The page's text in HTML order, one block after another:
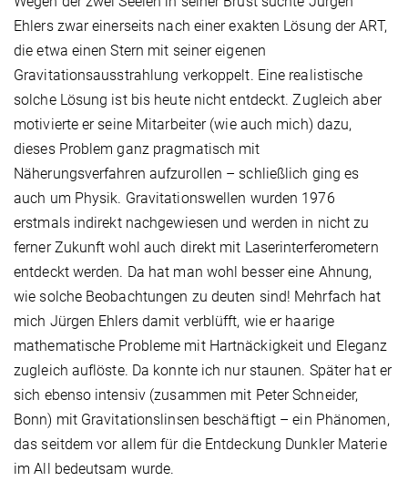
Ehlers zwar einerseits nach einer exakten Lösung der ART,
die etwa einen Stern mit seiner eigenen
Gravitationsausstrahlung verkoppelt. Eine realistische
solche Lösung ist bis heute nicht entdeckt. Zugleich aber
motivierte er seine Mitarbeiter (wie auch mich) dazu,
dieses Problem ganz pragmatisch mit
Näherungsverfahren aufzurollen – schließlich ging es
auch um Physik. Gravitationswellen wurden 1976
erstmals indirekt nachgewiesen und werden in nicht zu
ferner Zukunft wohl auch direkt mit Laserinterferometern
entdeckt werden. Da hat man wohl besser eine Ahnung,
wie solche Beobachtungen zu deuten sind! Mehrfach hat
mich Jürgen Ehlers damit verblüfft, wie er haarige
mathematische Probleme mit Hartnäckigkeit und Eleganz
zugleich auflöste. Da konnte ich nur staunen. Später hat er
sich ebenso intensiv (zusammen mit Peter Schneider,
Bonn) mit Gravitationslinsen beschäftigt – ein Phänomen,
das seitdem vor allem für die Entdeckung Dunkler Materie
im All bedeutsam wurde.